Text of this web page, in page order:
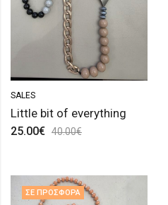
SALES
Little bit of everything
25.00€ 40.00€
ΣΕ ΠΡΟΣΦΟΡΆ